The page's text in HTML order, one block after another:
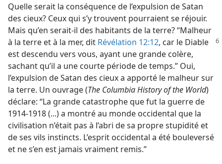
Quelle serait la conséquence de l’expulsion de Satan
des cieux? Ceux qui s’y trouvent pourraient se réjouir.
Mais qu’en serait-​il des habitants de la terre? “Malheur
à la terre et à la mer, dit Révélation 12:12, car le Diable
est descendu vers vous, ayant une grande colère,
sachant qu’il a une courte période de temps.” Oui,
l’expulsion de Satan des cieux a apporté le malheur sur
la terre. Un ouvrage (The Columbia History of the World)
déclare: “La grande catastrophe que fut la guerre de
1914-​1918 (...) a montré au monde occidental que la
civilisation n’était pas à l’abri de sa propre stupidité et
de ses vils instincts. L’esprit occidental a été bouleversé
et ne s’en est jamais vraiment remis.”